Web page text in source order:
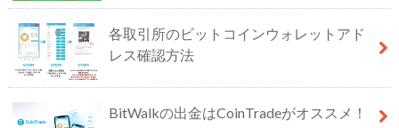
各取引所のビットコインウォレットアド
レス確認方法
BitWalkの出金はCoinTradeがオススメ！